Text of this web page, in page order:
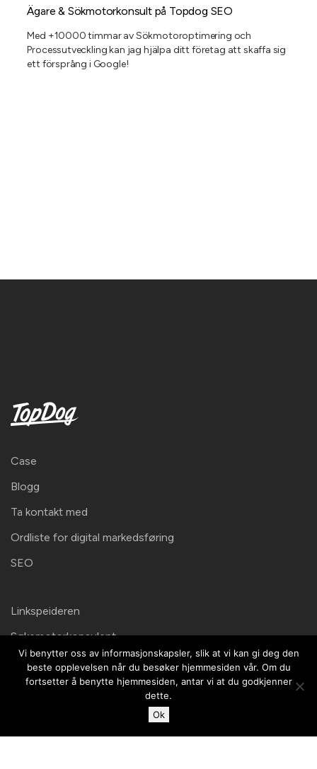
Ägare & Sökmotorkonsult på Topdog SEO
Med +10000 timmar av Sökmotoroptimering och
Processutveckling kan jag hjälpa ditt företag att skaffa sig
ett försprång i Google!
Case
Blogg
Ta kontakt med
Ordliste for digital markedsføring
SEO
Linkspeideren
Søkemotorkonsulent
Kontaktinformation
Vi benytter oss av informasjonskapsler, slik at vi kan gi deg den
beste opplevelsen når du besøker hjemmesiden vår. Om du
fortsetter å benytte hjemmesiden, antar vi at du godkjenner
dette.
Ok